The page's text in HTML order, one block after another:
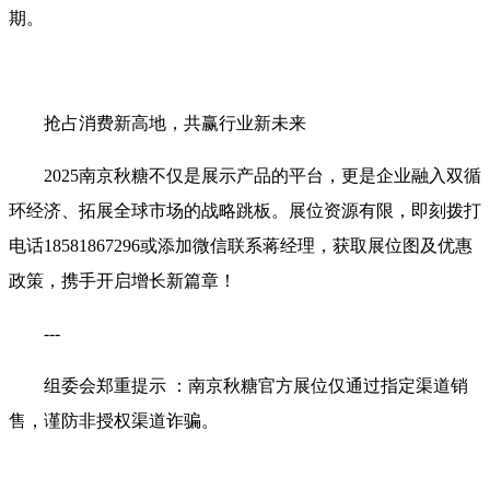
期。
抢占消费新高地，共赢行业新未来
2025南京秋糖不仅是展示产品的平台，更是企业融入双循
环经济、拓展全球市场的战略跳板。展位资源有限，即刻拨打
电话18581867296或添加微信联系蒋经理，获取展位图及优惠
政策，携手开启增长新篇章！
---
组委会郑重提示 ：南京秋糖官方展位仅通过指定渠道销
售，谨防非授权渠道诈骗。